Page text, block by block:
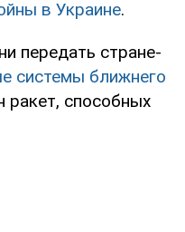
в Украине.
передать стране-
системы ближнего
ракет, способных